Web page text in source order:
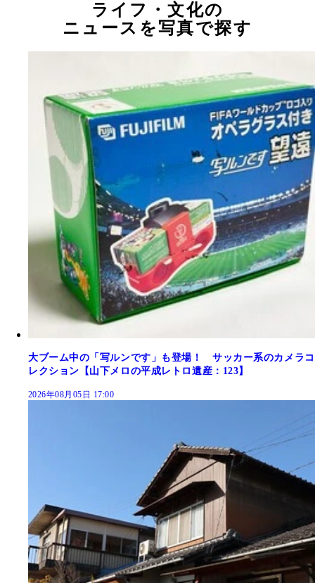
ライフ・文化の
ニュースを写真で探す
大ブーム中の「写ルンです」も登場！ サッカー系のカメラコ
レクション【山下メロの平成レトロ遺産：123】
2026年08月05日 17:00